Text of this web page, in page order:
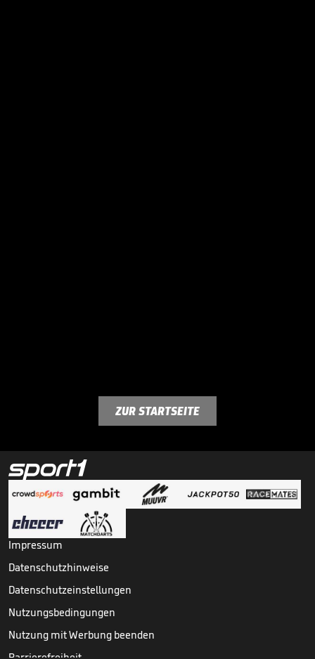
ZUR STARTSEITE
Impressum
Datenschutzhinweise
Datenschutzeinstellungen
Nutzungsbedingungen
Nutzung mit Werbung beenden